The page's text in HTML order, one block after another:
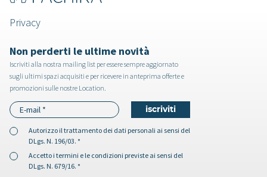
Privacy
Non perderti le ultime novità
Iscriviti alla nostra mailing list per essere sempre aggiornato
sugli ultimi spazi acquisiti e per ricevere in anteprima offerte e
promozioni sulle nostre Location.
Autorizzo iltrattamento dei dati personali ai sensi del
DLgs. N. 196/03. *
Accetto i termini e le condizioni previste ai sensi del
DLgs. N. 679/16. *